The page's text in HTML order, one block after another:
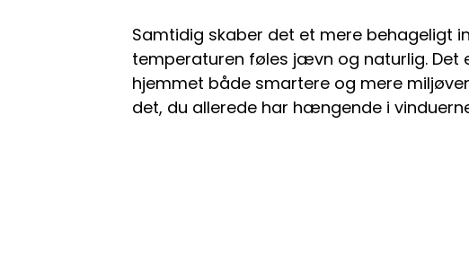
Samtidig skaber det et mere behageligt
temperaturen føles jævn og naturlig. Det
hjemmet både smartere og mere
det, du allerede har hængende i